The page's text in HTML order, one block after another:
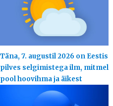
Täna, 7. augustil 2026 on Eestis
pilves selgimistega ilm, mitmel
pool hoovihma ja äikest